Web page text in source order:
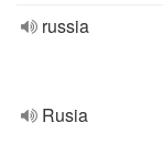
russia
Rusia